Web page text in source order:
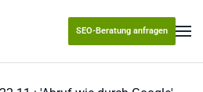
SEO-Beratung anfragen